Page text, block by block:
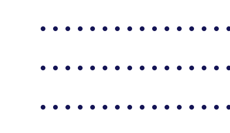
. . . . . . . . . . . . . .
. . . . . . . . . . . . . .
. . . . . . . . . . . . . .